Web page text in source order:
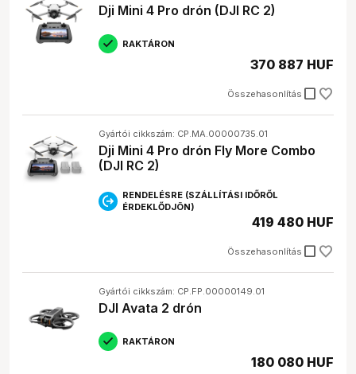
Dji Mini 4 Pro drón (DJI RC 2)
RAKTÁRON
Összehasonlítás check_box_outline_blank
370 887 HUF
Gyártói cikkszám: CP.MA.00000735.01
Dji Mini 4 Pro drón Fly More Combo
(DJI RC 2)
RENDELÉSRE (SZÁLLÍTÁSI IDŐRŐL
ÉRDEKLŐDJÖN)
Összehasonlítás check_box_outline_blank
419 480 HUF
Gyártói cikkszám: CP.FP.00000149.01
DJI Avata 2 drón
RAKTÁRON
180 080 HUF